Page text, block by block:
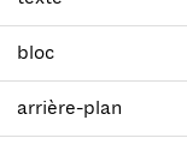
bloc
arrière-plan